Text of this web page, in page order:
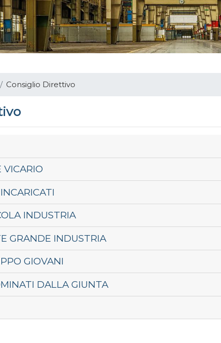
Consiglio Direttivo
VICARIO
INDUSTRIA
GRANDE INDUSTRIA
GIOVANI
DALLA GIUNTA